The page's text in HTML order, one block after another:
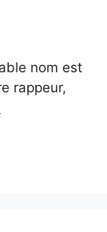
nom est
rappeur,